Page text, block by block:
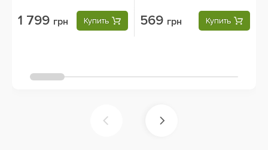
1 799 грн Купить 569 грн Купить